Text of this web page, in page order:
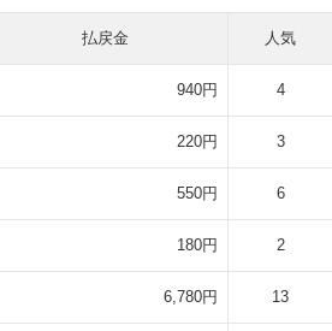
払戻金 人気
940円 4
220円 3
550円 6
180円 2
6,780円 13